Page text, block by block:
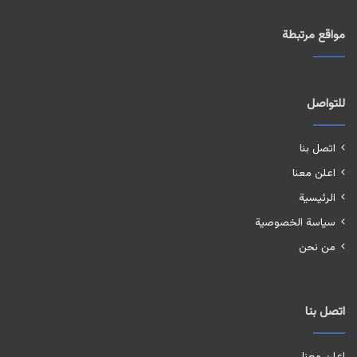
مواقع مرتبطة
للتواصل
اتصل بنا
اعلن معنا
الرئيسية
سياسة الخصوصية
من نحن
اتصل بنا